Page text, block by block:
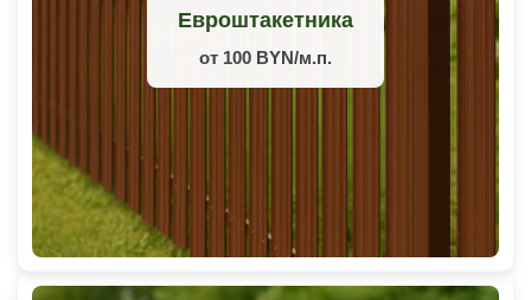
Евроштакетника
от 100 BYN/м.п.